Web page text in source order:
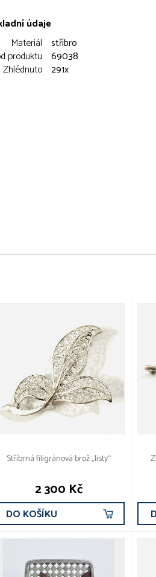
údaje
Materiál stříbro
produktu 69038
Zhlédnuto 291x
Stříbrná filigránová brož „listy“
2 300 Kč
DO KOŠÍKU